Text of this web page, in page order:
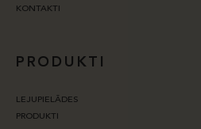
KONTAKTI
PRODUKTI
LEJUPIELĀDES
PRODUKTI